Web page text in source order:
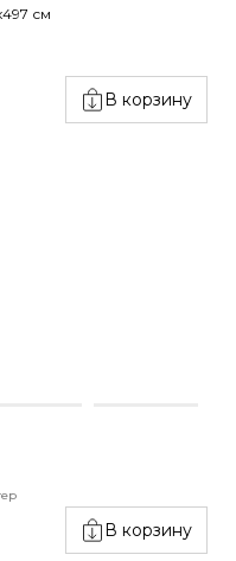
см
В корзину
В корзину